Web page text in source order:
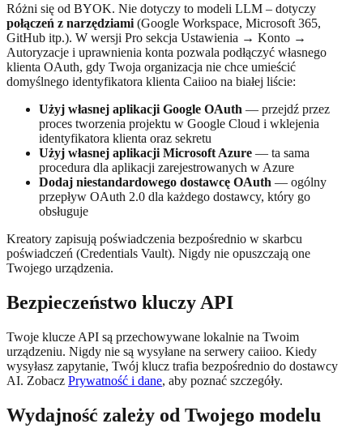
Różni się od BYOK. Nie dotyczy to modeli LLM – dotyczy
połączeń z narzędziami (Google Workspace, Microsoft 365,
GitHub itp.). W wersji Pro sekcja Ustawienia → Konto →
Autoryzacje i uprawnienia konta pozwala podłączyć własnego
klienta OAuth, gdy Twoja organizacja nie chce umieścić
domyślnego identyfikatora klienta Caiioo na białej liście:
Użyj własnej aplikacji Google OAuth — przejdź przez
proces tworzenia projektu w Google Cloud i wklejenia
identyfikatora klienta oraz sekretu
Użyj własnej aplikacji Microsoft Azure — ta sama
procedura dla aplikacji zarejestrowanych w Azure
Dodaj niestandardowego dostawcę OAuth — ogólny
przepływ OAuth 2.0 dla każdego dostawcy, który go
obsługuje
Kreatory zapisują poświadczenia bezpośrednio w skarbcu
poświadczeń (Credentials Vault). Nigdy nie opuszczają one
Twojego urządzenia.
Bezpieczeństwo kluczy API
Twoje klucze API są przechowywane lokalnie na Twoim
urządzeniu. Nigdy nie są wysyłane na serwery caiioo. Kiedy
wysyłasz zapytanie, Twój klucz trafia bezpośrednio do dostawcy
AI. Zobacz Prywatność i dane, aby poznać szczegóły.
Wydajność zależy od Twojego modelu